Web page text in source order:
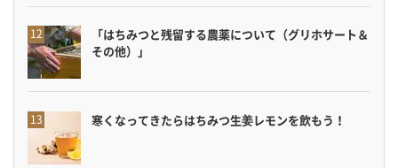
「はちみつと残留する農薬について（グリホサート＆
その他）」
寒くなってきたらはちみつ生姜レモンを飲もう！